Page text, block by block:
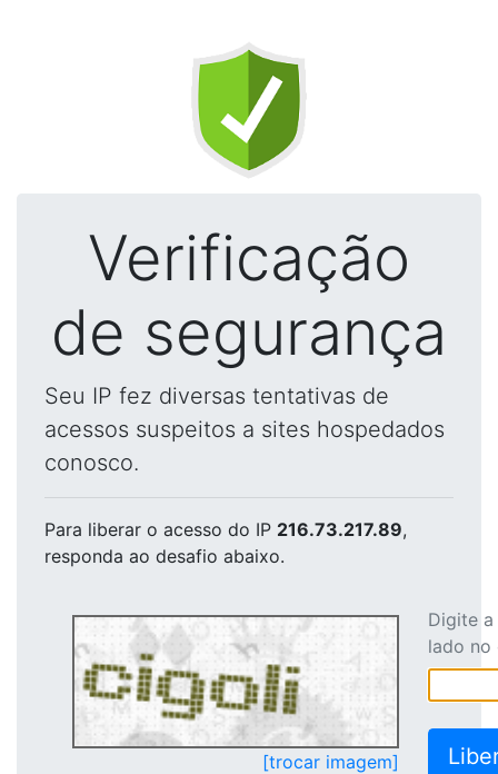
Verificação
de segurança
Seu IP fez diversas tentativas de
acessos suspeitos a sites hospedados
conosco.
Para liberar o acesso do IP 216.73.217.89,
responda ao desafio abaixo.
[trocar imagem]
Digite
lado no